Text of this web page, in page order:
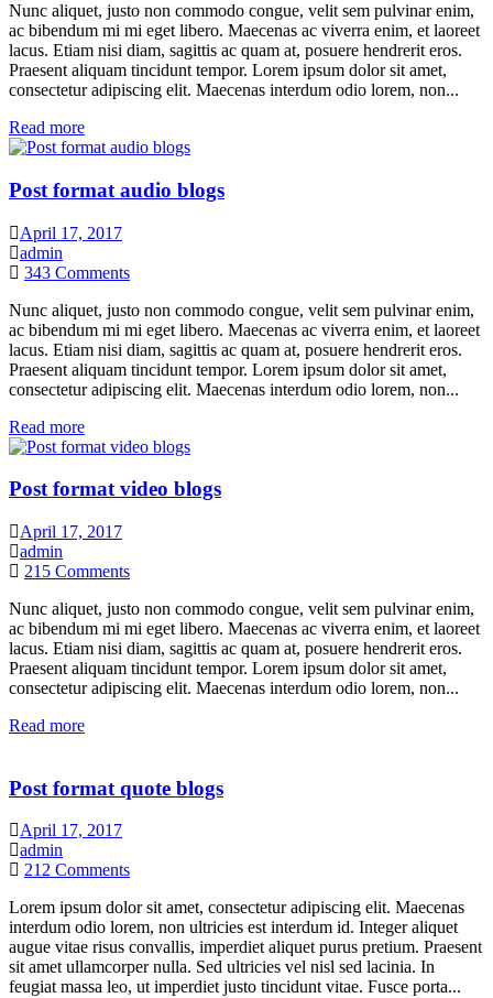
Nunc aliquet, justo non commodo congue, velit sem pulvinar enim,
ac bibendum mi mi eget libero. Maecenas ac viverra enim, et laoreet
lacus. Etiam nisi diam, sagittis ac quam at, posuere hendrerit eros.
Praesent aliquam tincidunt tempor. Lorem ipsum dolor sit amet,
consectetur adipiscing elit. Maecenas interdum odio lorem, non...
Read more
Post format audio blogs
April 17, 2017
admin
343 Comments
Nunc aliquet, justo non commodo congue, velit sem pulvinar enim,
ac bibendum mi mi eget libero. Maecenas ac viverra enim, et laoreet
lacus. Etiam nisi diam, sagittis ac quam at, posuere hendrerit eros.
Praesent aliquam tincidunt tempor. Lorem ipsum dolor sit amet,
consectetur adipiscing elit. Maecenas interdum odio lorem, non...
Read more
Post format video blogs
April 17, 2017
admin
215 Comments
Nunc aliquet, justo non commodo congue, velit sem pulvinar enim,
ac bibendum mi mi eget libero. Maecenas ac viverra enim, et laoreet
lacus. Etiam nisi diam, sagittis ac quam at, posuere hendrerit eros.
Praesent aliquam tincidunt tempor. Lorem ipsum dolor sit amet,
consectetur adipiscing elit. Maecenas interdum odio lorem, non...
Read more
Post format quote blogs
April 17, 2017
admin
212 Comments
Lorem ipsum dolor sit amet, consectetur adipiscing elit. Maecenas
interdum odio lorem, non ultricies est interdum id. Integer aliquet
augue vitae risus convallis, imperdiet aliquet purus pretium. Praesent
sit amet ullamcorper nulla. Sed ultricies vel nisl sed lacinia. In
feugiat massa leo, ut imperdiet justo tincidunt vitae. Fusce porta...